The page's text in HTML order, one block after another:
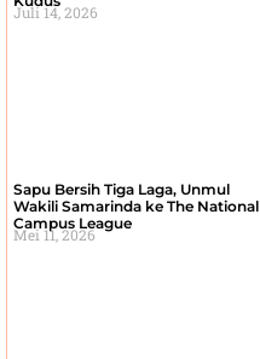
Juli 14, 2026
Sapu Bersih Tiga Laga, Unmul
Wakili Samarinda ke The National
Campus League
Mei 11, 2026